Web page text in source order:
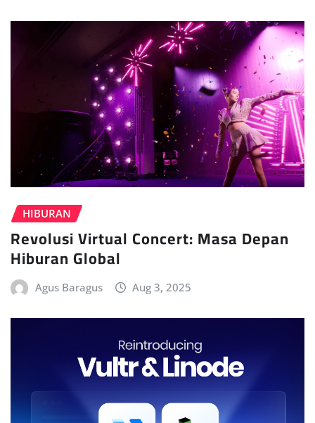
HIBURAN
Revolusi Virtual Concert: Masa Depan
Hiburan Global
Agus Baragus Aug 3, 2025